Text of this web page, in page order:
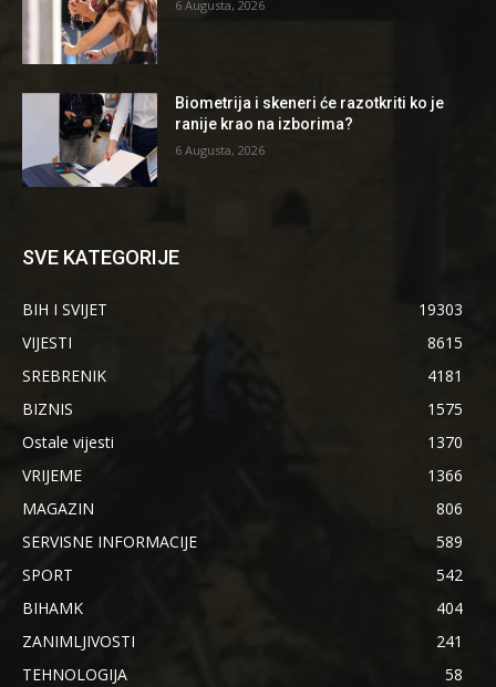
6 Augusta, 2026
Biometrija i skeneri će razotkriti ko je
ranije krao na izborima?
6 Augusta, 2026
SVE KATEGORIJE
BIH I SVIJET
19303
VIJESTI
8615
SREBRENIK
4181
BIZNIS
1575
Ostale vijesti
1370
VRIJEME
1366
MAGAZIN
806
SERVISNE INFORMACIJE
589
SPORT
542
BIHAMK
404
ZANIMLJIVOSTI
241
TEHNOLOGIJA
58